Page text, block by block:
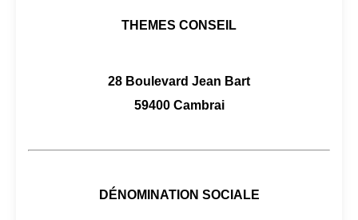
THEMES CONSEIL
28 Boulevard Jean Bart
59400 Cambrai
DÉNOMINATION SOCIALE